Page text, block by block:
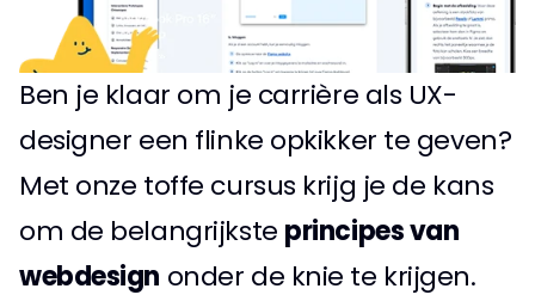
Ben je klaar om je carrière als UX-
designer een flinke opkikker te geven?
Met onze toffe cursus krijg je de kans
om de belangrijkste principes van
webdesign onder de knie te krijgen.